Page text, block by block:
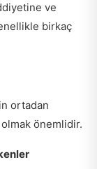
ve
birkaç
ortadan
olmak önemlidir.